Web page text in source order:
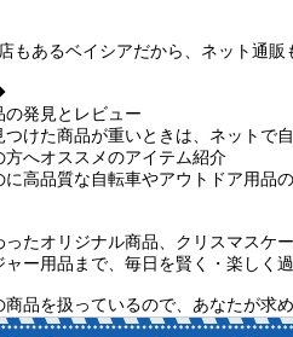
もあるベイシアだから、ネット通販
の発見とレビュー
つけた商品が重いときは、ネットで
方へオススメのアイテム紹介
に高品質な自転車やアウトドア用品
たオリジナル商品、クリスマスケ
ャー用品まで、毎日を賢く・楽しく
品を扱っているので、あなたが求